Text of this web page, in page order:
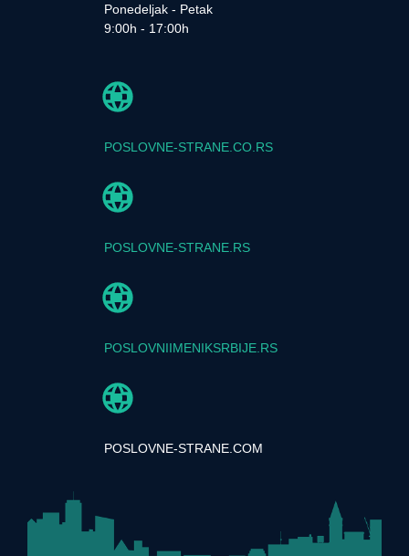
Ponedeljak - Petak
9:00h - 17:00h
POSLOVNE-STRANE.CO.RS
POSLOVNE-STRANE.RS
POSLOVNIIMENIKSRBIJE.RS
POSLOVNE-STRANE.COM